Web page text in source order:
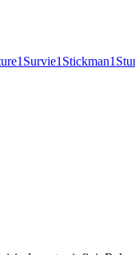
1 Survie1 Stickman1